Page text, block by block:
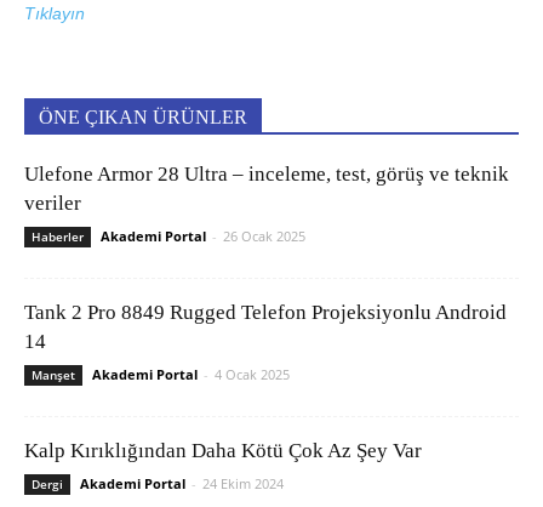
Tıklayın
ÖNE ÇIKAN ÜRÜNLER
Ulefone Armor 28 Ultra – inceleme, test, görüş ve teknik
veriler
Haberler Akademi Portal - 26 Ocak 2025
Tank 2 Pro 8849 Rugged Telefon Projeksiyonlu Android
14
Manşet Akademi Portal - 4 Ocak 2025
Kalp Kırıklığından Daha Kötü Çok Az Şey Var
Dergi Akademi Portal - 24 Ekim 2024